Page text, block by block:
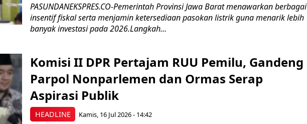
PASUNDANEKSPRES.CO-Pemerintah Provinsi Jawa Barat menawarkan berbagai
insentif fiskal serta menjamin ketersediaan pasokan listrik guna menarik lebih
banyak investasi pada 2026.Langkah...
HEADLINE
Komisi II DPR Pertajam RUU Pemilu, Gandeng
Parpol Nonparlemen dan Ormas Serap
Aspirasi Publik
Kamis, 16 Jul 2026 - 14:42